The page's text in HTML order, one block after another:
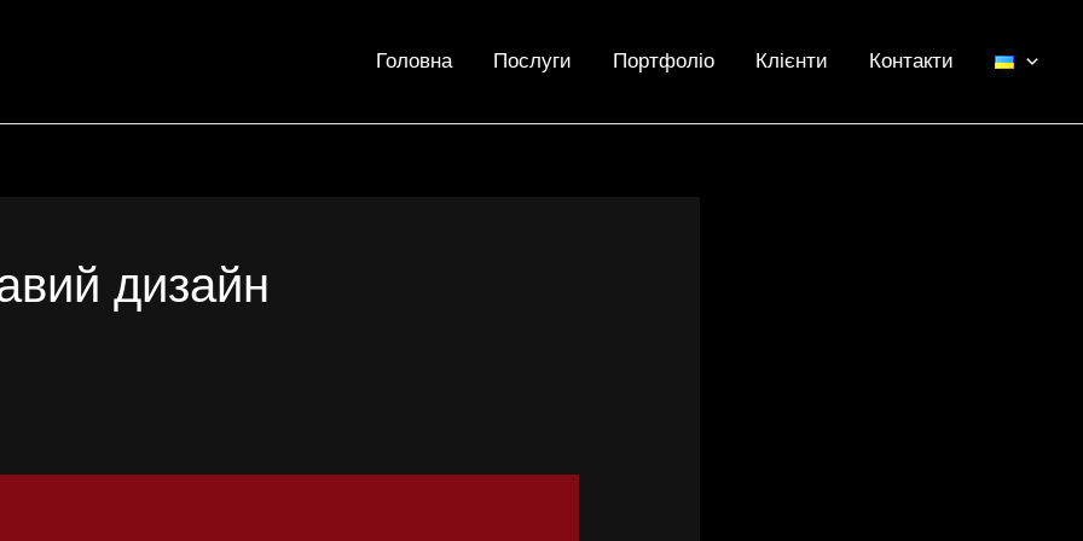
Головна Послуги Портфоліо Клієнти Контакти
дизайн